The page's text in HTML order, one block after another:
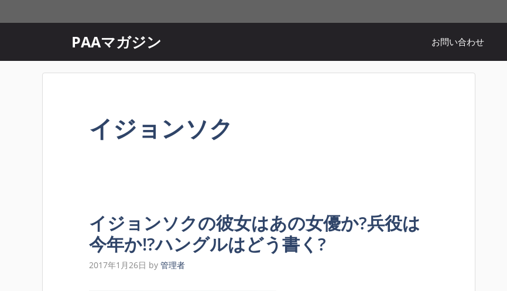
ン
ツ
PAAマガジン お問い合わせ
イジョンソク
イジョンソクの彼女はあの女優か?兵役は
今年か!?ハングルはどう書く?
2017年1月26日 by 管理者